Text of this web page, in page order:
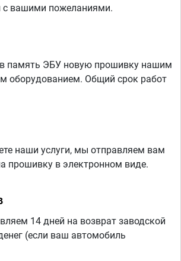
с вашими пожеланиями.
память ЭБУ новую прошивку нашим
оборудованием. Общий срок работ
наши услуги, мы отправляем вам
прошивку в электронном виде.
14 дней на возврат заводской
(если ваш автомобиль